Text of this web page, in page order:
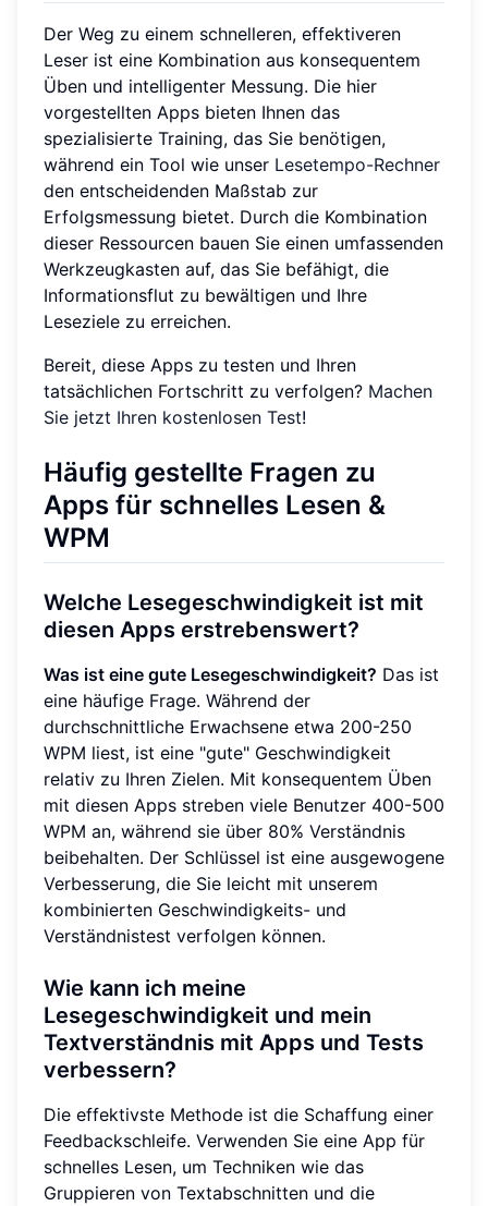
Der Weg zu einem schnelleren, effektiveren
Leser ist eine Kombination aus konsequentem
Üben und intelligenter Messung. Die hier
vorgestellten Apps bieten Ihnen das
spezialisierte Training, das Sie benötigen,
während ein Tool wie unser Lesetempo-Rechner
den entscheidenden Maßstab zur
Erfolgsmessung bietet. Durch die Kombination
dieser Ressourcen bauen Sie einen umfassenden
Werkzeugkasten auf, das Sie befähigt, die
Informationsflut zu bewältigen und Ihre
Leseziele zu erreichen.
Bereit, diese Apps zu testen und Ihren
tatsächlichen Fortschritt zu verfolgen? Machen
Sie jetzt Ihren kostenlosen Test!
Häufig gestellte Fragen zu
Apps für schnelles Lesen &
WPM
Welche Lesegeschwindigkeit ist mit
diesen Apps erstrebenswert?
Was ist eine gute Lesegeschwindigkeit? Das ist
eine häufige Frage. Während der
durchschnittliche Erwachsene etwa 200-250
WPM liest, ist eine "gute" Geschwindigkeit
relativ zu Ihren Zielen. Mit konsequentem Üben
mit diesen Apps streben viele Benutzer 400-500
WPM an, während sie über 80% Verständnis
beibehalten. Der Schlüssel ist eine ausgewogene
Verbesserung, die Sie leicht mit unserem
kombinierten Geschwindigkeits- und
Verständnistest verfolgen können.
Wie kann ich meine
Lesegeschwindigkeit und mein
Textverständnis mit Apps und Tests
verbessern?
Die effektivste Methode ist die Schaffung einer
Feedbackschleife. Verwenden Sie eine App für
schnelles Lesen, um Techniken wie das
Gruppieren von Textabschnitten und die